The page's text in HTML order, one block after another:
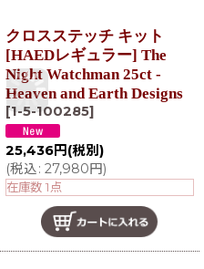
クロスステッチ キット
[HAEDレギュラー] The
Night Watchman 25ct -
Heaven and Earth Designs
[1-5-100285]
25,436円 (税別)
(税込: 27,980円)
在庫数 1点